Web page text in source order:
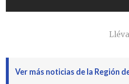
Ver más noticias de la Región